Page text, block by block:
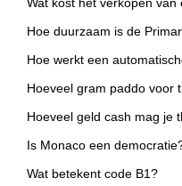
Wat kost het verkopen van
Hoe duurzaam is de
Hoe werkt een
Hoeveel gram paddo voor
Hoeveel geld cash mag je
Is Monaco een
Wat betekent code B1?